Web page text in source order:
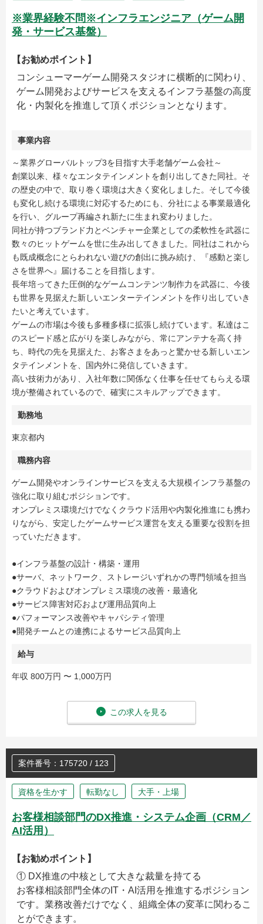
※業界経験不問※インフラエンジニア（ゲーム開
発・サービス基盤）
【お勧めポイント】
コンシューマーゲーム開発スタジオに横断的に関わり、
ゲーム開発およびサービスを支えるインフラ基盤の高度
化・内製化を推進して頂くポジションとなります。
事業内容
～業界グローバルトップ3を目指す大手老舗ゲーム会社～
創業以来、様々なエンタテインメントを創り出してきた同社。そ
の歴史の中で、取り巻く環境は大きく変化しました。そして今後
も変化し続ける環境に対応するためにも、分社による事業最適化
を行い、グループ再編され新たに生まれ変わりました。
同社が持つブランド力とベンチャー企業としての柔軟性を武器に
数々のヒットゲームを世に生み出してきました。同社はこれから
も既成概念にとらわれない遊びの創出に挑み続け、『感動と楽し
さを世界へ』届けることを目指します。
長年培ってきた圧倒的なゲームコンテンツ制作力を武器に、今後
も世界を見据えた新しいエンターテインメントを作り出していき
たいと考えています。
ゲームの市場は今後も多種多様に拡張し続けています。私達はこ
のスピード感と広がりを楽しみながら、常にアンテナを高く持
ち、時代の先を見据えた、お客さまをあっと驚かせる新しいエン
タテインメントを、国内外に発信していきます。
高い技術力があり、入社年数に関係なく仕事を任せてもらえる環
境が整備されているので、確実にスキルアップできます。
勤務地
東京都内
職務内容
ゲーム開発やオンラインサービスを支える大規模インフラ基盤の
強化に取り組むポジションです。
オンプレミス環境だけでなくクラウド活用や内製化推進にも携わ
りながら、安定したゲームサービス運営を支える重要な役割を担
っていただきます。
●インフラ基盤の設計・構築・運用
●サーバ、ネットワーク、ストレージいずれかの専門領域を担当
●クラウドおよびオンプレミス環境の改善・最適化
●サービス障害対応および運用品質向上
●パフォーマンス改善やキャパシティ管理
●開発チームとの連携によるサービス品質向上
給与
年収 800万円 〜 1,000万円
この求人を見る
案件番号：175720 / 123
資格を生かす 転勤なし 大手・上場
お客様相談部門のDX推進・システム企画（CRM／
AI活用）
【お勧めポイント】
① DX推進の中核として大きな裁量を持てる
お客様相談部門全体のIT・AI活用を推進するポジション
です。業務改善だけでなく、組織全体の変革に関わるこ
とができます。